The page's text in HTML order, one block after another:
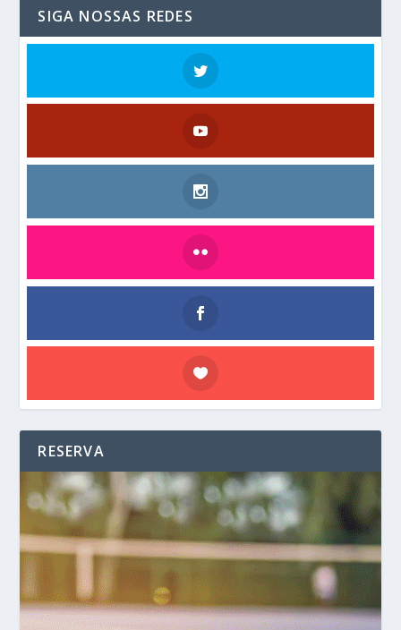
SIGA NOSSAS REDES
RESERVA